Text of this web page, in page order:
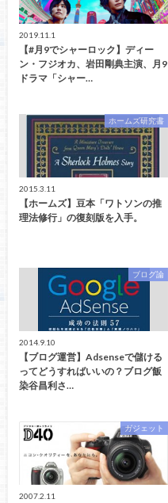
2019.11.1
【#月9でシャーロック】ディー
ン・フジオカ、岩田剛典主演、月9
ドラマ「シャー…
ホームズ研究書
2015.3.11
【ホームズ】豆本「ワトソンの推
理法修行」の復刻版を入手。
ブログ論
2014.9.10
【ブログ運営】Adsenseで儲ける
ってどうすればいいの？ブログ飯
染谷昌利さ…
ガジェット
2007.2.11